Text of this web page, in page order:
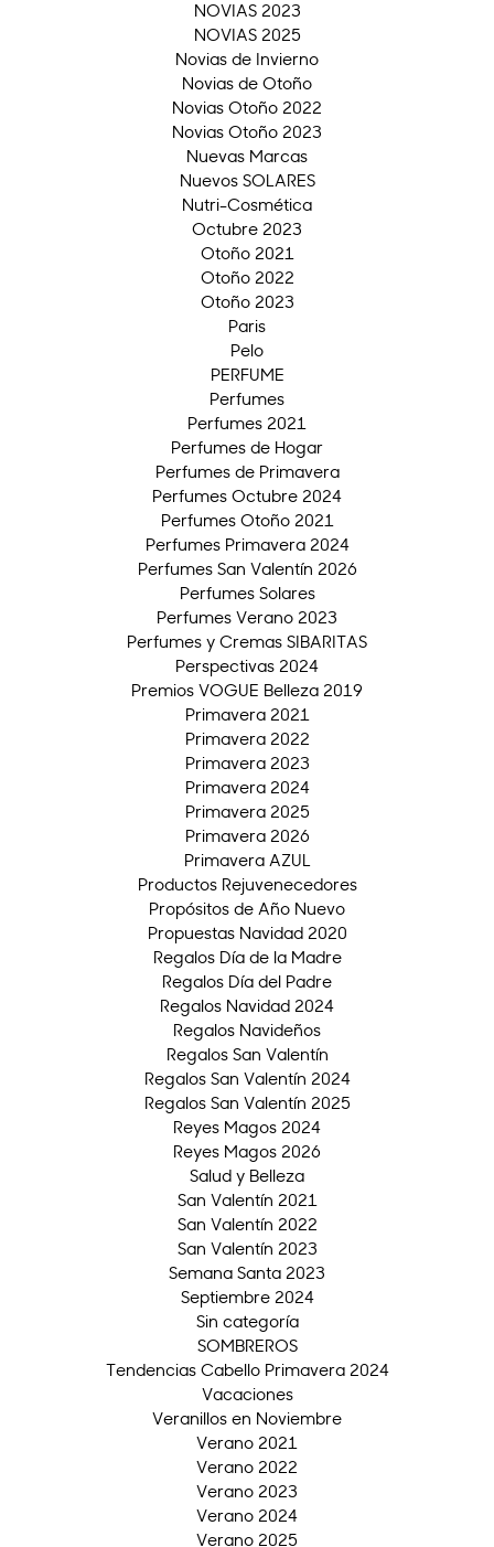
NOVIAS 2023
NOVIAS 2025
Novias de Invierno
Novias de Otoño
Novias Otoño 2022
Novias Otoño 2023
Nuevas Marcas
Nuevos SOLARES
Nutri-Cosmética
Octubre 2023
Otoño 2021
Otoño 2022
Otoño 2023
Paris
Pelo
PERFUME
Perfumes
Perfumes 2021
Perfumes de Hogar
Perfumes de Primavera
Perfumes Octubre 2024
Perfumes Otoño 2021
Perfumes Primavera 2024
Perfumes San Valentín 2026
Perfumes Solares
Perfumes Verano 2023
Perfumes y Cremas SIBARITAS
Perspectivas 2024
Premios VOGUE Belleza 2019
Primavera 2021
Primavera 2022
Primavera 2023
Primavera 2024
Primavera 2025
Primavera 2026
Primavera AZUL
Productos Rejuvenecedores
Propósitos de Año Nuevo
Propuestas Navidad 2020
Regalos Día de la Madre
Regalos Día del Padre
Regalos Navidad 2024
Regalos Navideños
Regalos San Valentín
Regalos San Valentín 2024
Regalos San Valentín 2025
Reyes Magos 2024
Reyes Magos 2026
Salud y Belleza
San Valentín 2021
San Valentín 2022
San Valentín 2023
Semana Santa 2023
Septiembre 2024
Sin categoría
SOMBREROS
Tendencias Cabello Primavera 2024
Vacaciones
Veranillos en Noviembre
Verano 2021
Verano 2022
Verano 2023
Verano 2024
Verano 2025